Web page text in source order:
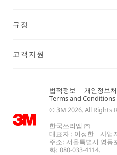
규정
고객지원
법적정보 | 개인정보
Terms and Conditions
© 3M 2026. All Rights
한국쓰리엠 ㈜
대표자 : 이정한 | 사업
주소: 서울특별시 영등
화: 080-033-4114.